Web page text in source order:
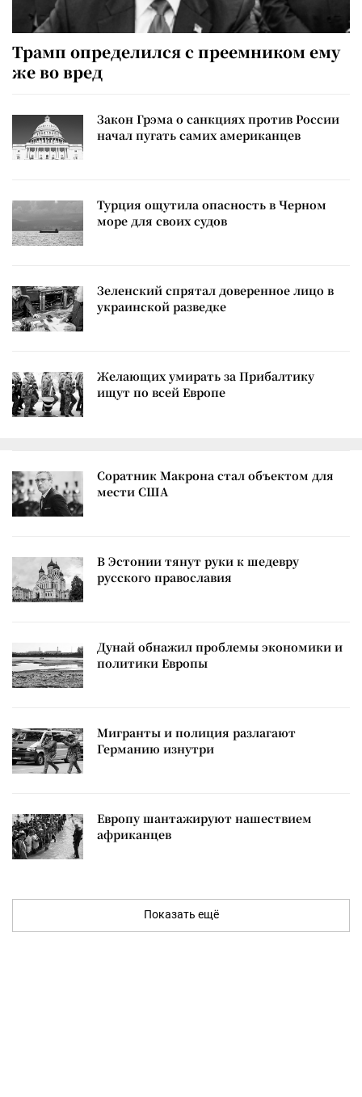
Трамп определился с преемником ему
же во вред
Закон Грэма о санкциях против России
начал пугать самих американцев
Турция ощутила опасность в Черном
море для своих судов
Зеленский спрятал доверенное лицо в
украинской разведке
Желающих умирать за Прибалтику
ищут по всей Европе
Соратник Макрона стал объектом для
мести США
В Эстонии тянут руки к шедевру
русского православия
Дунай обнажил проблемы экономики и
политики Европы
Мигранты и полиция разлагают
Германию изнутри
Европу шантажируют нашествием
африканцев
Показать ещё